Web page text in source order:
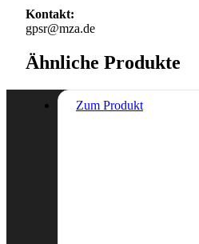
Kontakt:
gpsr@mza.de
Ähnliche Produkte
Zum Produkt